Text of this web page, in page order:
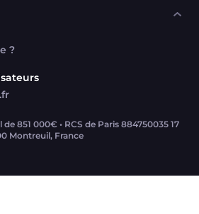
?
851 000€ • RCS de Paris 884750035 17
Montreuil, France